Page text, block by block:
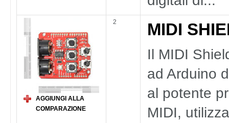
AGGIUNGI ALLA
COMPARAZIONE
2 MIDI
Il MIDI
ad Arduino
al potente
MIDI,